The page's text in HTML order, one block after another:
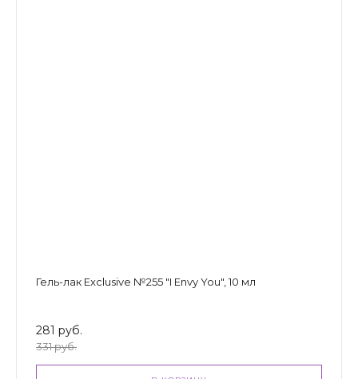
Гель-лак Exclusive №255 "I Envy You", 10 мл
281 руб.
331 руб.